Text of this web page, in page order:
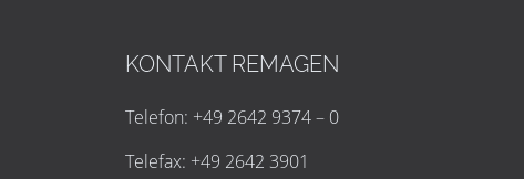
KONTAKT REMAGEN
Telefon: +49 2642 9374 – 0
Telefax: +49 2642 3901